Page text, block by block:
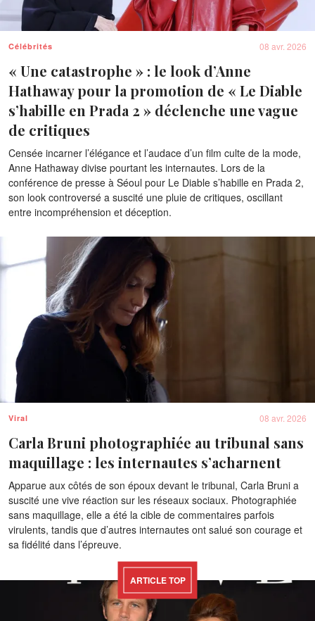
08 avr. 2026
Célébrités
« Une catastrophe » : le look d’Anne
Hathaway pour la promotion de « Le Diable
s’habille en Prada 2 » déclenche une vague
de critiques
Censée incarner l’élégance et l’audace d’un film culte de la mode,
Anne Hathaway divise pourtant les internautes. Lors de la
conférence de presse à Séoul pour Le Diable s’habille en Prada 2,
son look controversé a suscité une pluie de critiques, oscillant
entre incompréhension et déception.
08 avr. 2026
Viral
Carla Bruni photographiée au tribunal sans
maquillage : les internautes s’acharnent
Apparue aux côtés de son époux devant le tribunal, Carla Bruni a
suscité une vive réaction sur les réseaux sociaux. Photographiée
sans maquillage, elle a été la cible de commentaires parfois
virulents, tandis que d’autres internautes ont salué son courage et
sa fidélité dans l’épreuve.
ARTICLE TOP